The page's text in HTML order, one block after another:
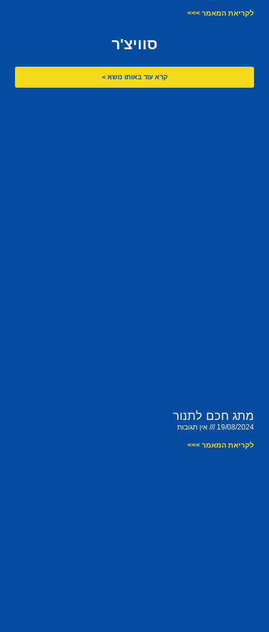
לקריאת המאמר >>>
סוויצ'ר
קרא עוד באותו נושא >
מתג חכם לתנור
19/08/2024 אין תגובות
לקריאת המאמר >>>